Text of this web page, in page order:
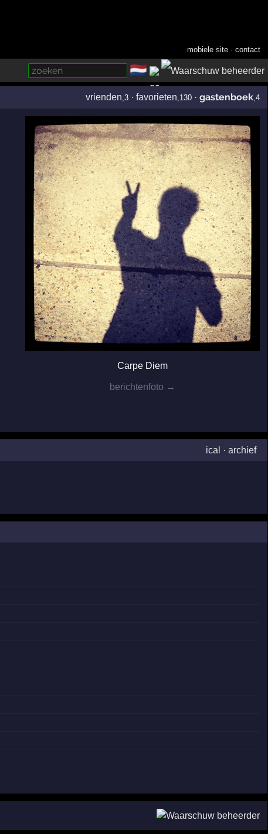
mobiele site ·contact
🇳🇱
vrienden ,3 ·favorieten ,130 ·gastenboek ,4
Carpe Diem
berichtenfoto →
ical · archief